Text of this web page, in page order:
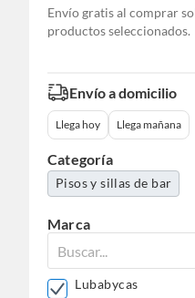
Envío gratis al comprar
productos seleccionados.
Envío a domicilio
Llega hoy Llega mañana
Categoría
Pisos y sillas de bar
Marca
Lubabycas